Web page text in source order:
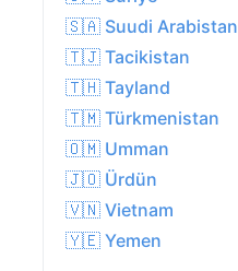
06:31 PM
Waxing
Crescent
🇸🇦 Suudi Arabistan
🇹🇯 Tacikistan
🇹🇭 Tayland
🇹🇲 Türkmenistan
🇴🇲 Umman
🇯🇴 Ürdün
🇻🇳 Vietnam
🇾🇪 Yemen